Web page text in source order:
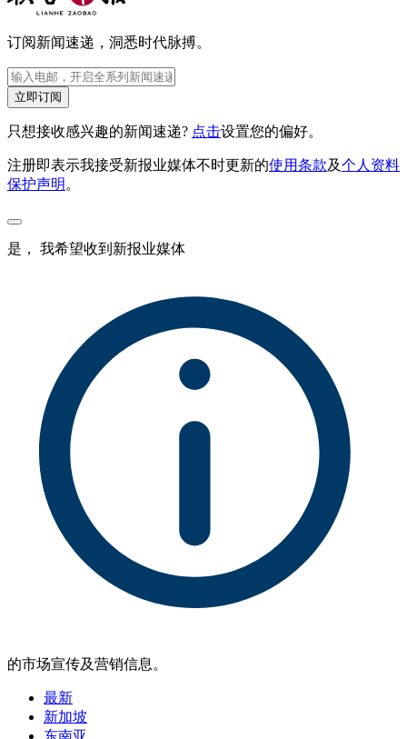
订阅新闻速递，洞悉时代脉搏。
立即订阅
只想接收感兴趣的新闻速递? 点击设置您的偏好。
注册即表示我接受新报业媒体不时更新的使用条款及个人资料
保护声明 。
是， 我希望收到新报业媒体
的市场宣传及营销信息。
最新
新加坡
东南亚